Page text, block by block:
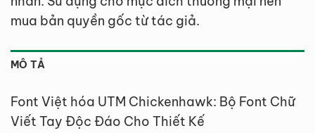
mua bản quyền gốc từ tác giả.
MÔ TẢ
Font Việt hóa UTM Chickenhawk: Bộ Font Chữ
Viết Tay Độc Đáo Cho Thiết Kế